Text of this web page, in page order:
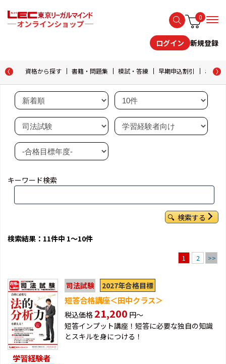
0
ログイン 新規登録
資格から探す 書籍・問題集 模試・答練 早期申込割引 おため
キーワード検索
検索する
検索結果：11件中 1～10件
1 2 >>
学習経験者
司法試験 2027年合格目標
短答合格講座＜田中クラス＞
税込価格 21,200 円～
短答インプット講座！短答に必要な独自の知識
とスキルを身につける！